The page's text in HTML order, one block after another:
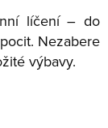
líčení – do
Nezabere
výbavy.